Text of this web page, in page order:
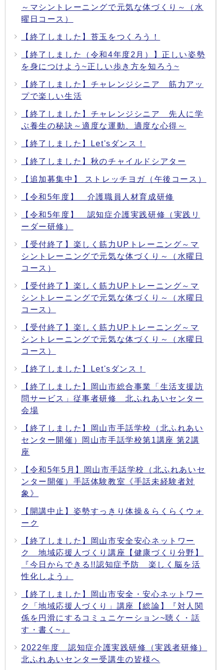
～マシントレーニングで元気な体づくり～（水
曜日コース）
【終了しました】苔玉をつくろう！
【終了しました（令和4年度2月）】正しい姿勢
を身につけよう~正しい歩き方を知ろう~
【終了しました】チャレンジシニア 筋力アッ
プで楽しい生活
【終了しました】チャレンジシニア 先人に学
ぶ養生の秘訣～適度な運動、適度な心得～
【終了しました】Let'sダンス！
【終了しました】秋のチャイルドシアター
【追加募集中】 ストレッチヨガ（午後コース）
【令和5年度】 介護職員人材育成研修
【令和5年度】 認知症介護実践研修（実践リ
ーダー研修）
【受付終了】楽しく筋力UPトレーニング～マ
シントレーニングで元気な体づくり～（水曜日
コース）
【受付終了】楽しく筋力UPトレーニング～マ
シントレーニングで元気な体づくり～（水曜日
コース）
【受付終了】楽しく筋力UPトレーニング～マ
シントレーニングで元気な体づくり～（水曜日
コース）
【終了しました】Let'sダンス！
【終了しました】岡山市総合事業「生活支援訪
問サービス」従事者研修 北ふれあいセンター
会場
【終了しました】岡山市手話学校（北ふれあい
センター開催）岡山市手話学校第1講座 第2講
座
【令和5年5月】岡山市手話学校（北ふれあいセ
ンター開催）手話体験教室《手話未経験者対
象》
【開講中止】姿勢すっきり体操＆らくらくウォ
ーク
【終了しました】岡山市安全安心ネットワー
ク 地域応援人づくり講座【健康づくり分野】
『今日からできる!!認知症予防 楽しく脳を活
性化しよう』
【終了しました】岡山市安全・安心ネットワー
ク「地域応援人づくり」講座【総論】『対人関
係を円滑にするコミュニケーション~聴く・話
す・書く~』
2022年度 認知症介護実践研修（実践者研修）
北ふれあいセンター受講生の皆様へ